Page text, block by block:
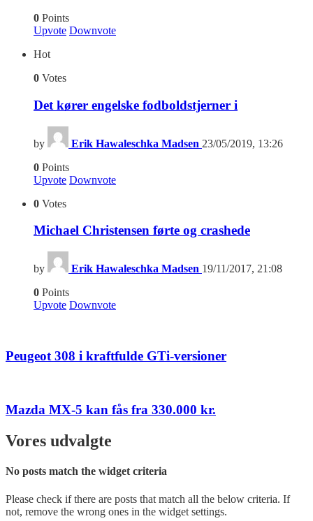
0 Points
Upvote Downvote
Hot
0 Votes
Det kører engelske fodboldstjerner i
by Erik Hawaleschka Madsen 23/05/2019, 13:26
0 Points
Upvote Downvote
0 Votes
Michael Christensen førte og crashede
by Erik Hawaleschka Madsen 19/11/2017, 21:08
0 Points
Upvote Downvote
Peugeot 308 i kraftfulde GTi-versioner
Mazda MX-5 kan fås fra 330.000 kr.
Vores udvalgte
No posts match the widget criteria
Please check if there are posts that match all the below criteria. If
not, remove the wrong ones in the widget settings.